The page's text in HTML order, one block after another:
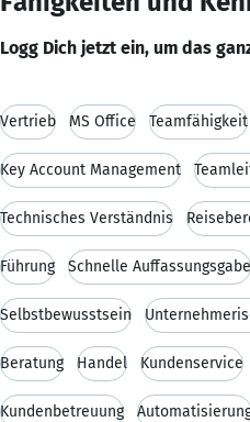
Logg Dich jetzt ein, um das
Vertrieb MS Office Teamfähigkeit
Key Account Management
Technisches Verständnis
Führung Schnelle Auffassungsgabe
Selbstbewusstsein
Beratung Handel Kundenservice
Kundenbetreuung